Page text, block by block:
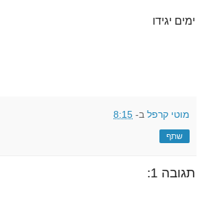
ימים יגידו
מוטי קרפל ב- 8:15
שתף
תגובה 1: